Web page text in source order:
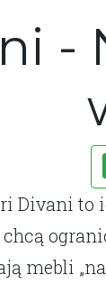
-
Divani to
mebli